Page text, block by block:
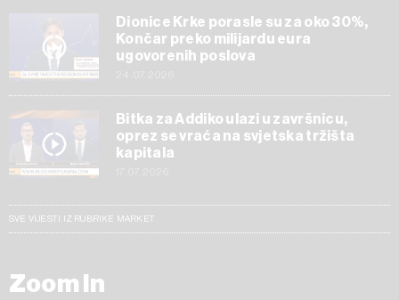
Dionice Krke porasle su za oko 30%,
Končar preko milijardu eura
ugovorenih poslova
Bitka za Addiko ulazi u završnicu,
oprez se vraća na svjetska tržišta
kapitala
SVE VIJESTI IZ RUBRIKE MARKET
Zoom In